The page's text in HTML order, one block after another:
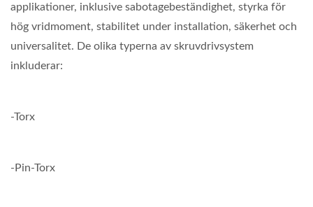
applikationer, inklusive sabotagebeständighet, styrka för
hög vridmoment, stabilitet under installation, säkerhet och
universalitet. De olika typerna av skruvdrivsystem
inkluderar:
-Torx
-Pin-Torx